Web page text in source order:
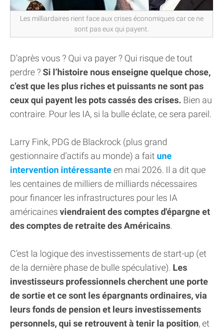
Les milliardaires rient face aux crises économiques car ce ne
sont pas eux qui payent.
D’après vous ? Qui va payer ? Qui risque de tout
perdre ?Si l’histoire nous enseigne quelque chose,
c’est que les plus riches et puissants ne sont pas
ceux qui payent les pots cassés des crises. Bien au
contraire. Pour les IA, si la bulle éclate, ce sera pareil.
Larry Fink, PDG de Blackrock (plus grand
gestionnaire d’actifs au monde) a fait une
intervention intéressanteen mai 2026. Il a dit que
les centaines de milliers de milliards nécessaires
pour financer les infrastructures pour les IA
américaines viendraient des comptes d'épargne et
des comptes de retraite des Américains.
C’est la logique des investissements de start-up (et
de la dernière phase de bulle spéculative). Les
investisseurs professionnels cherchent une porte
de sortie et ce sont les épargnants ordinaires, via
leurs fonds de pension et leurs investissements
personnels, qui se retrouvent à tenir la position, et